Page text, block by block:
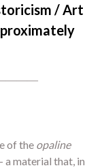
/ Art
of the opaline
material that, in